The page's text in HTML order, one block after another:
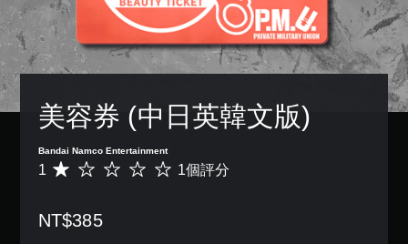
美容券 (中日英韓文版)
Bandai Namco Entertainment
平
分
1 1個評分
NT$385